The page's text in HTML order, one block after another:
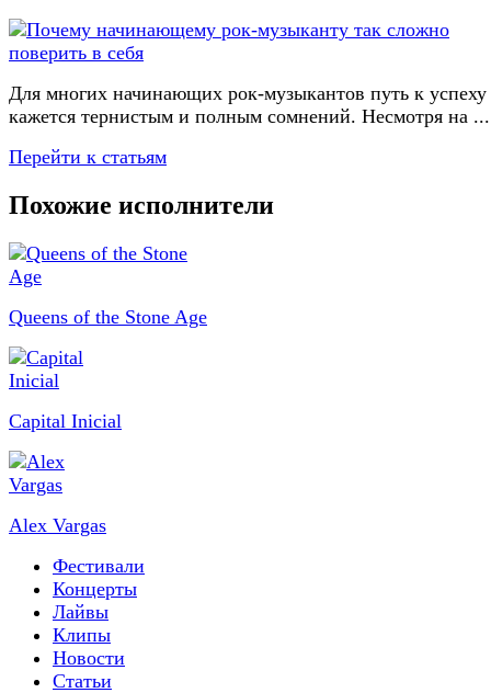
Для многих начинающих рок-музыкантов путь к успеху
кажется тернистым и полным сомнений. Несмотря на ...
Перейти к статьям
Похожие исполнители
Queens of the Stone Age
Capital Inicial
Alex Vargas
Фестивали
Концерты
Лайвы
Клипы
Новости
Статьи